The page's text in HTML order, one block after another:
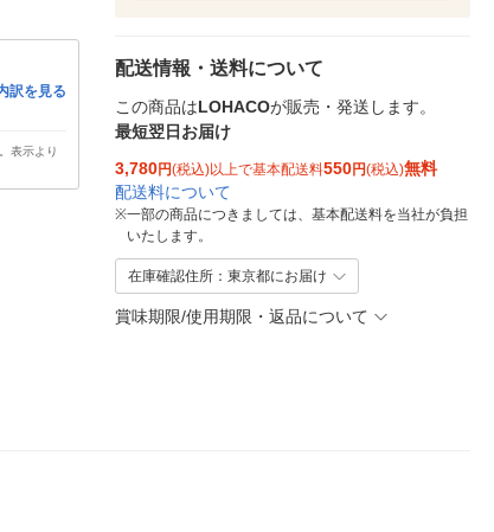
訳を見る
表示より
配送情報・送料について
この商品はLOHACOが販売・発送します。
最短翌日お届け
3,780円(税込)以上で基本配送料550円(税込)無料
配送料について
※一部の商品につきましては、基本配送料を当社が負担
いたします。
在庫確認住所：東京都にお届け
賞味期限/使用期限・返品について